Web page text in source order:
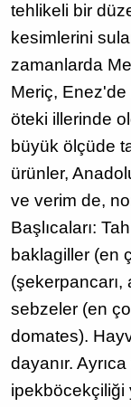
tehlikeli bir
kesimlerini
zamanlarda
Meriç, Enez'de
öteki illerinde
büyük ölçüde
ürünler,
ve verim de,
Başlıcaları:
baklagiller (en
sebzeler (en
domates).
dayanır.
ipekböcekçiliği